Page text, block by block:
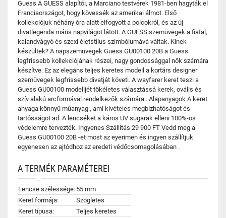
Guess A GUESS alapítói, a Marciano testvérek 1981-ben hagyták el
Franciaországot, hogy kövessék az amerikai álmot. Első
kollekciójuk néhány óra alatt elfogyott a polcokról, és az új
divatlegenda máris napvilágot látott. A GUESS szemüvegek a fiatal,
kalandvágyó és szexi életstílus szimbólumává váltak. Kinek
készültek? A napszemüvegek Guess GU00100 20B a Guess
legfrissebb kollekciójának részei, nagy gondossággal nők számára
készítve. Ez az elegáns teljes keretes modell a kortárs designer
szemüvegek legfrissebb divatját követi. A wayfarer keret teszi a
Guess GU00100 modelljét tökéletes választássá kerek, ovális és
szív alakú arcformával rendelkezők számára . Alapanyagok A keret
anyaga könnyű műanyag , ami kivételes megbízhatóságot és
tartósságot ad. A lencséket a káros UV sugarak elleni 100%-os
védelemre tervezték. Ingyenes Szállítás 29 900 FT Vedd meg a
Guess GU00100 20B -et most az eyerimen és ingyen szállítjuk
egyenesen az ajtódhoz az eredeti védőcsomagolásában .
A TERMÉK PARAMÉTEREI
Lencse szélessége: 55 mm
Keret formája:
Szogletes
Keret típusa:
Teljes keretes